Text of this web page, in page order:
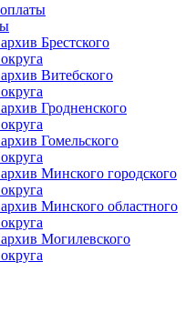
Брестского
Витебского
Гродненского
Гомельского
Минского городского
Минского областного
Могилевского